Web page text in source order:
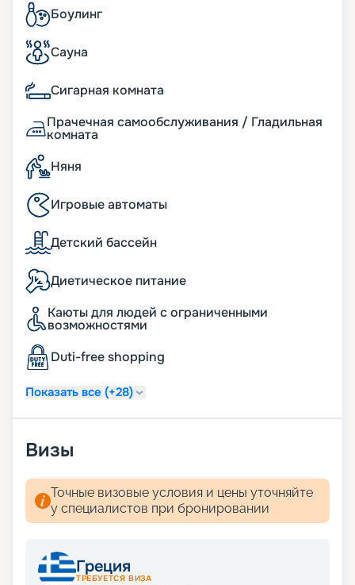
Боулинг
Сауна
Сигарная комната
Прачечная самообслуживания / Гладильная
комната
Няня
Игровые автоматы
Детский бассейн
Диетическое питание
Каюты для людей с ограниченными
возможностями
Duti-free shopping
Показать все (+28)
Визы
Точные визовые условия и цены уточняйте
у специалистов при бронировании
Греция
ТРЕБУЕТСЯ ВИЗА